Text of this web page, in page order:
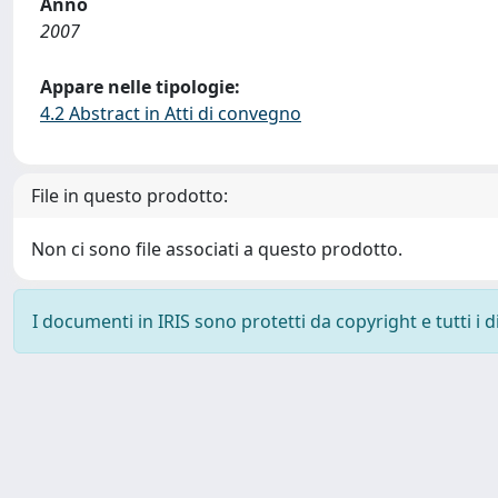
2007
Appare nelle tipologie:
4.2 Abstract in Atti di convegno
File in questo prodotto:
Non ci sono file associati a questo prodotto.
I documenti in IRIS sono protetti da copyright e tutti i